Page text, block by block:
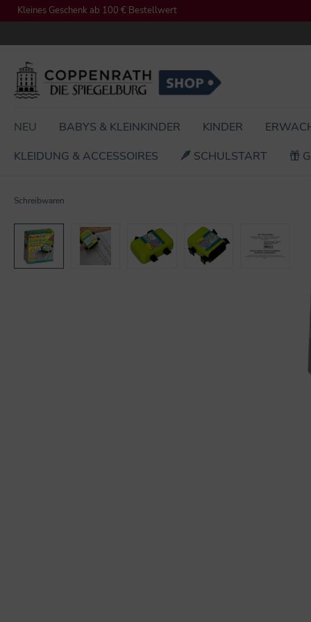
Zur Hauptnavigation springen
Kleines Geschenk ab 100 € Bestellwert
NEU BABYS & KLEINKINDER KINDER
KLEIDUNG & ACCESSOIRES
SCHULSTART
Schreibwaren
Bildergalerie überspringen